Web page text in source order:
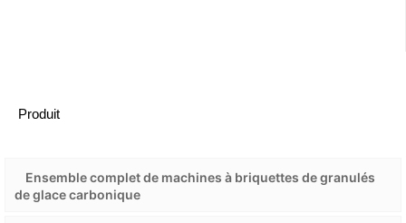
Produit
Ensemble complet de machines à briquettes de granulés
de glace carbonique